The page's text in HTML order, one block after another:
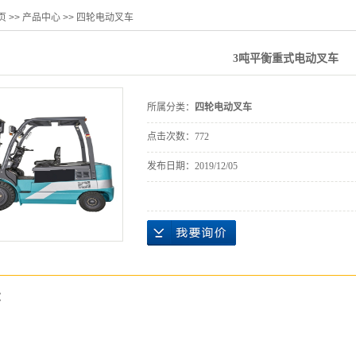
>> 产品中心 >> 四轮电动叉车
3吨平衡重式电动叉车
所属分类： 四轮电动叉车
点击次数： 772
发布日期： 2019/12/05